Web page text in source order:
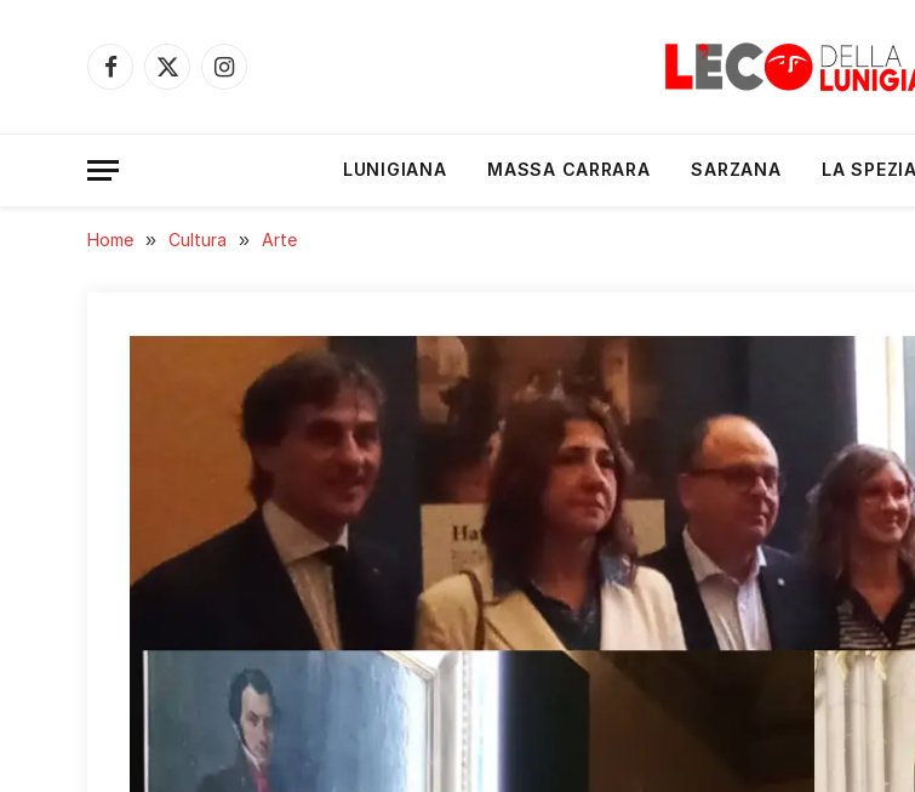
Facebook
X
Instagram
LUNIGIANA MASSA CARRARA SARZANA LA SPEZIA
Home » Cultura » Arte